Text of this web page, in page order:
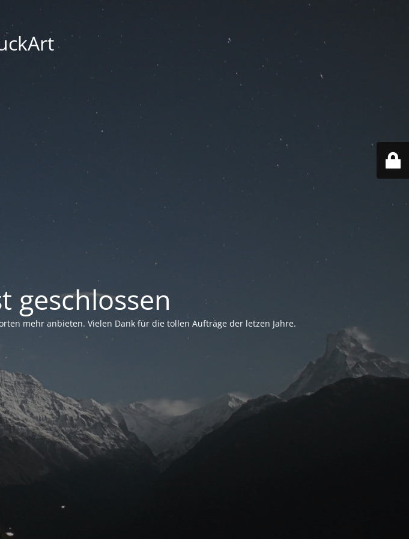
geschlossen
mehr anbieten. Vielen Dank für die tollen Aufträge der letzen Jahre.